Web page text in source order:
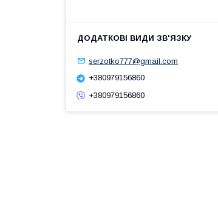
serzotko777@gmail.com
+380979156860
+380979156860